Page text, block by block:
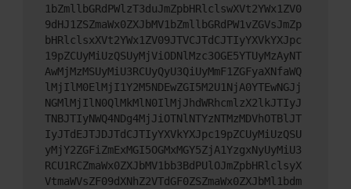
1bZmllbGRdPWlzT3duJmZpbHRlclswXVt2YWx1ZV0
9dHJ1ZSZmaWx0ZXJbMV1bZmllbGRdPW1vZGVsJmZp
bHRlclsxXVt2YWx1ZV09JTVCJTdCJTIyYXVkYXJpc
19pZCUyMiUzQSUyMjViODNlMzc3OGE5YTUyMzAyNT
AwMjMzMSUyMiU3RCUyQyU3QiUyMmF1ZGFyaXNfaWQ
lMjIlM0ElMjI1Y2M5NDEwZGI5M2U1NjA0YTEwNGJj
NGMlMjIlN0QlMkMlN0IlMjJhdWRhcmlzX2lkJTIyJ
TNBJTIyNWQ4NDg4MjJiOTNlNTYzNTMzMDVhOTBlJT
IyJTdEJTJDJTdCJTIyYXVkYXJpc19pZCUyMiUzQSU
yMjY2ZGFiZmExMGI5OGMxMGY5ZjA1YzgxNyUyMiU3
RCU1RCZmaWx0ZXJbMV1bb3BdPUlOJmZpbHRlclsyX
VtmaWVsZF09dXNhZ2VTdGF0ZSZmaWx0ZXJbMl1bdm